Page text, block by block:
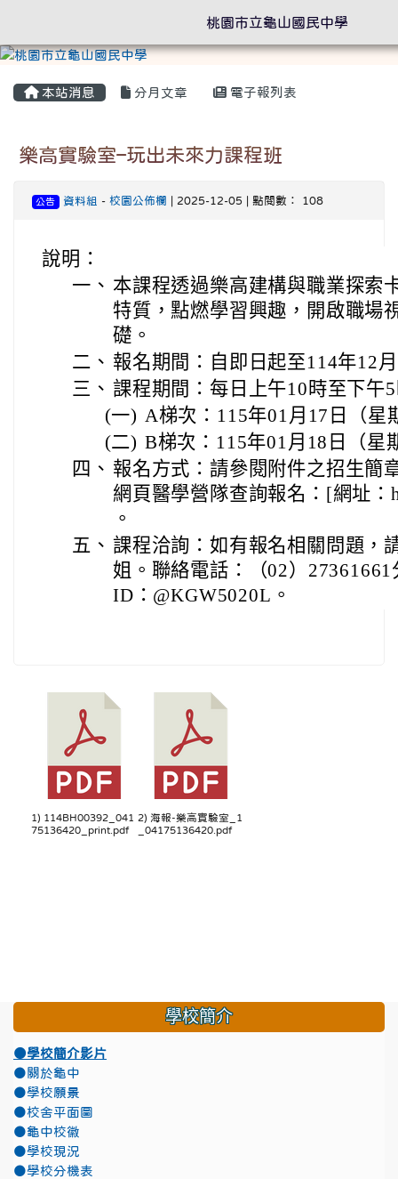
本站消息 分月文章 電子報列表
樂高實驗室–玩出未來力課程班
公告 資料組 - 校園公佈欄 | 2025-12-05 | 點閱數： 108
說明：
一、 本課程透過樂高建構與職業探索
特質，點燃學習興趣，開啟職場
礎。
二、 報名期間：自即日起至114年12
三、 課程期間：每日上午10時至下午
(一) A梯次：115年01月17日（星
(二) B梯次：115年01月18日（星
四、 報名方式：請參閱附件之招生簡
網頁醫學營隊查詢報名：[網址
。
五、 課程洽詢：如有報名相關問題，
姐。聯絡電話：（02）
ID：@KGW5020L。
1) 114BH00392_041
75136420_print.pdf
2) 海報-樂高實驗室_1
_04175136420.pdf
學校簡介
●學校簡介影片
●關於龜中
●學校願景
●校舍平面圖
●龜中校徽
●學校現況
●學校分機表
桃園市立龜山國民中學